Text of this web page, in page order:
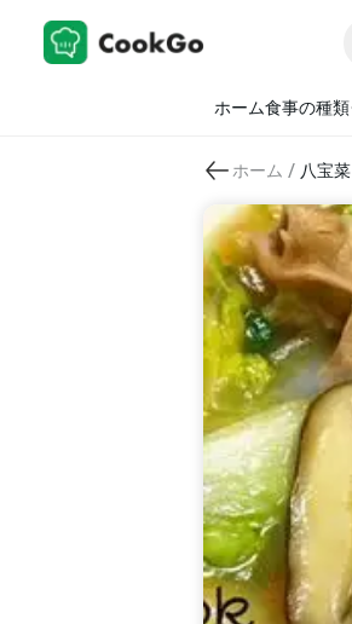
ホーム食事の種類
ホーム / 八宝菜